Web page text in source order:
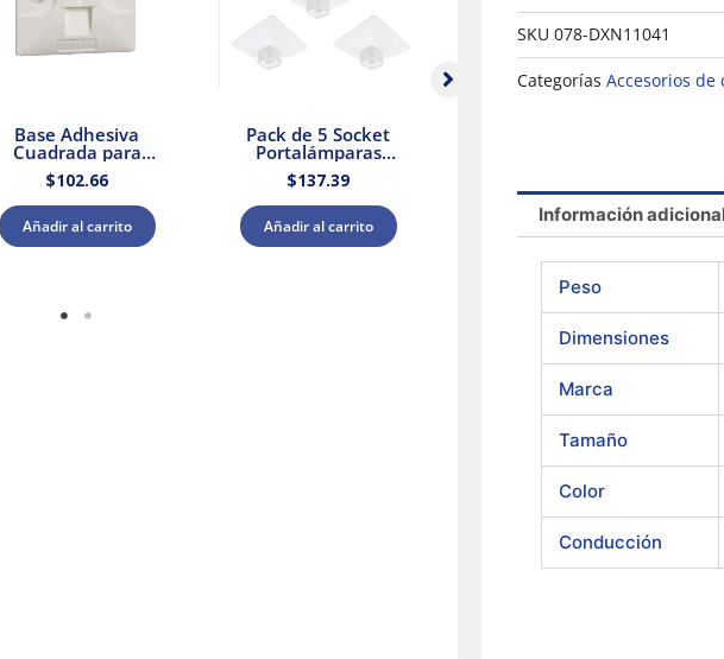
Base Adhesiva
Cuadrada para
Cinchos de Plástico
100pzs. Dexson
DXN3200B
$102.66
Añadir al carrito
Pack de 5 Socket
Portalámparas
cuadrada E27 Blanco
Dexson Schneider
Electric
$137.39
Añadir al carrito
Dexson Schneider
Electric
Añadir al carrito
SKU 078-DXN11041
Categorías Accesorios de
Información
Peso
Dimensiones
Marca
Tamaño
Color
Conducción